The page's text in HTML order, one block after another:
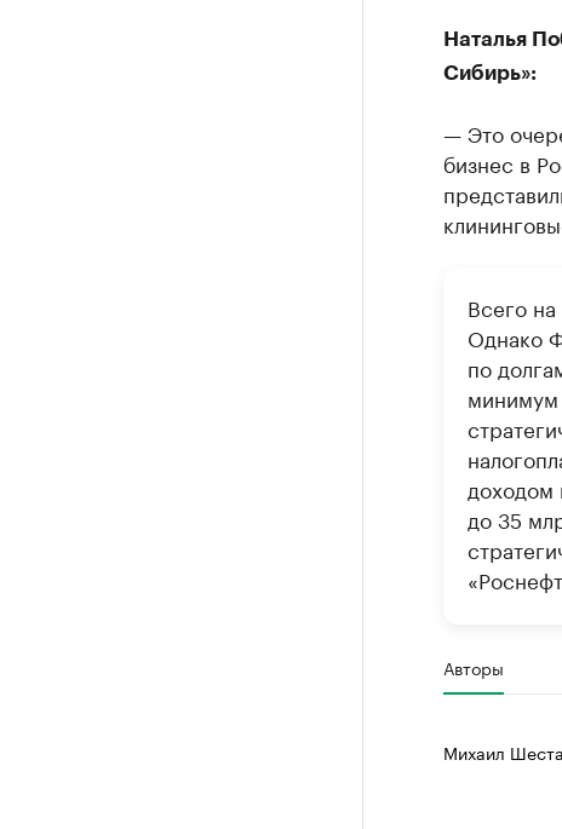
Наталья
Сибирь»:
— Это
бизнес в
Всего
Однако
по
минимум
доходом
до 35
Авторы
Михаил